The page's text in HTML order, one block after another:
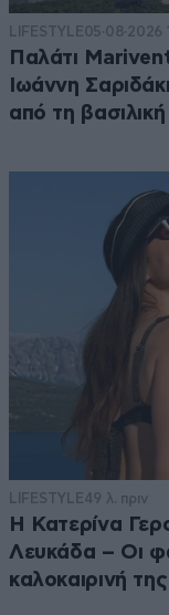
LIFESTYLE05·08·2026
Παλάτι
Ιωάννη
από τη
LIFESTYLE49 λ. πριν
Η Κατερίνα
Λευκάδα – Οι
καλοκαιρινή